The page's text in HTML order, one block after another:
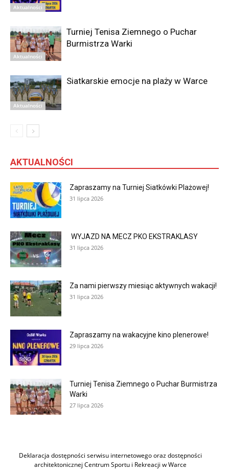
Aktualności
Aktualności
Turniej Tenisa Ziemnego o Puchar
Burmistrza Warki
Aktualności
Siatkarskie emocje na plaży w Warce
AKTUALNOŚCI
Zapraszamy na Turniej Siatkówki Plażowej!
31 lipca 2026
WYJAZD NA MECZ PKO EKSTRAKLASY
31 lipca 2026
Za nami pierwszy miesiąc aktywnych wakacji!
31 lipca 2026
Zapraszamy na wakacyjne kino plenerowe!
29 lipca 2026
Turniej Tenisa Ziemnego o Puchar Burmistrza
Warki
27 lipca 2026
Deklaracja dostępności serwisu internetowego oraz dostępności
architektonicznej Centrum Sportu i Rekreacji w Warce